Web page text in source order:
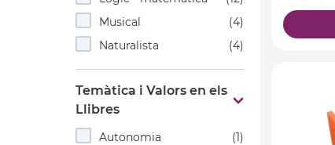
Musical
(4)
Naturalista
(4)
Temàtica i Valors en els
Llibres
Autonomia (1)